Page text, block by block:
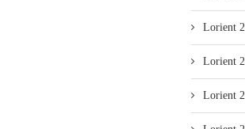
Lorient
Lorient
Lorient